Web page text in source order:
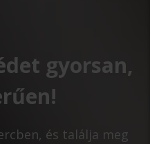
gyorsan,
és találja meg